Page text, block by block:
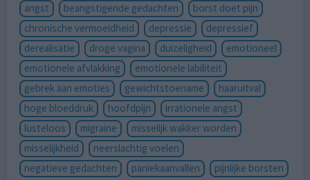
angst
beangstigende gedachten
borst doet pijn
chronische vermoeidheid
depressie
depressief
derealisatie
droge vagina duizeligheid
emotioneel
emotionele afvlakking
emotionele labiliteit
gebrek aan emoties
gewichtstoename
haaruitval
hoge bloeddruk
hoofdpijn
irrationele angst
lusteloos
migraine
misselijk wakker worden
misselijkheid
neerslachtig voelen
negatieve gedachten
paniekaanvallen
pijnlijke borsten